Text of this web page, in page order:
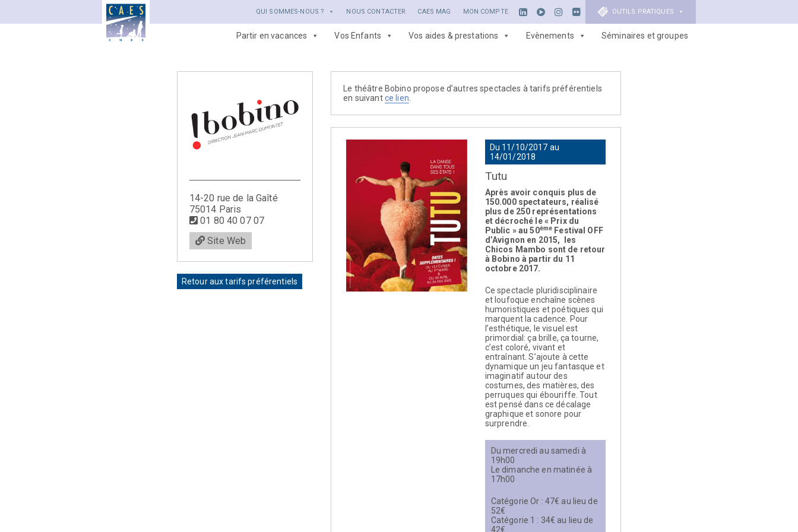
QUI SOMMES-NOUS ? NOUS CONTACTER CAES MAG MON COMPTE OUTILS PRATIQUES
Partir en vacances Vos Enfants Vos aides & prestations Evènements Séminaires et groupes
14-20 rue de la Gaîté
75014 Paris
01 80 40 07 07
Site Web
Retour aux tarifs préférentiels
Le théâtre Bobino propose d’autres spectacles à tarifs préférentiels
en suivantce lien
Du 11/10/2017 au
14/01/2018
Tutu
Après avoir conquis plus de
150.000 spectateurs, réalisé
plus de 250 représentations
et décroché le « Prix du
Public » au 50ème Festival OFF
d’Avignon en 2015, les
Chicos Mambo sont de retour
à Bobino à partir du 11
octobre 2017.
Ce spectacle pluridisciplinaire
et loufoque enchaîne scènes
humoristiques et poétiques qui
marquent la cadence. Pour
l’esthétique, le visuel est
primordial: ça brille, ça tourne,
c’est coloré, vivant et
entraînant. S’ajoute à cette
dynamique un jeu fantasque et
imaginatif autour des
costumes, des matières, des
perruques qui ébouriffe. Tout
est pensé dans ce décalage
graphique et sonore pour
surprendre.
Du mercredi au samedi à
19h00
Le dimanche en matinée à
17h00
Catégorie Or : 47€ au lieu de
52€
Catégorie 1 : 34€ au lieu de
42€